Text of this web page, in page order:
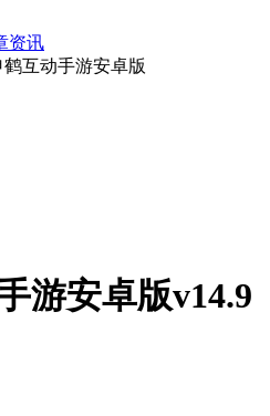
资讯
鹤互动手游安卓版
游安卓版v14.9